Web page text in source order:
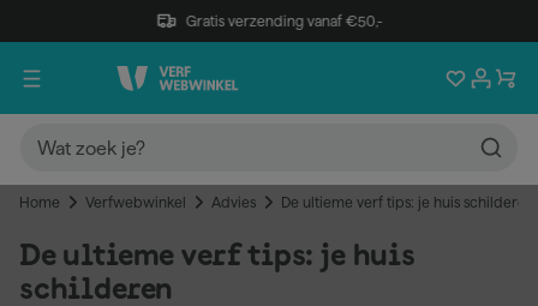
Gratis verzending vanaf €50,-
Home Verfwebwinkel Advies De ultieme verf tips: je huis schilderen
De ultieme verf tips: je huis
schilderen